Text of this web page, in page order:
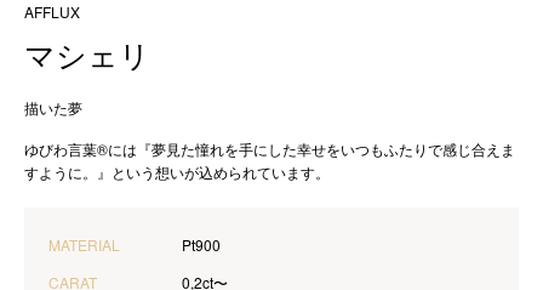
AFFLUX
マシェリ
描いた夢
ゆびわ言葉®には『夢見た憧れを手にした幸せをいつもふたりで感じ合えま
すように。』という想いが込められています。
MATERIAL
Pt900
CARAT
0,2ct〜